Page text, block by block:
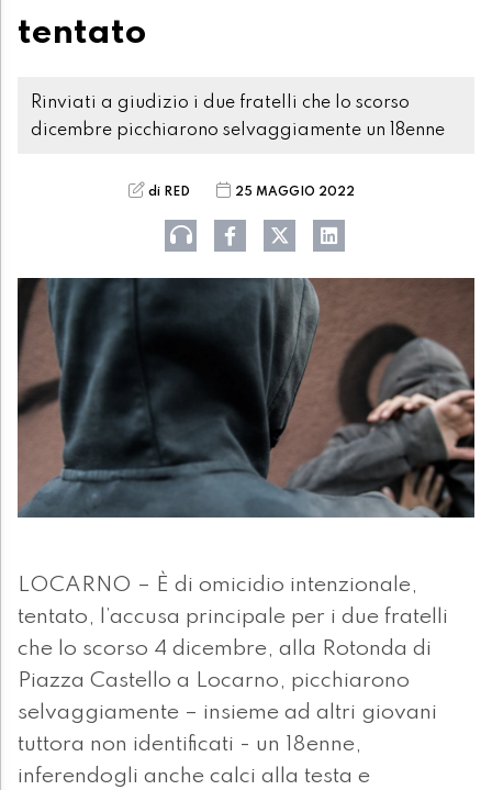
tentato
Rinviati a giudizio i due fratelli che lo scorso
dicembre picchiarono selvaggiamente un 18enne
di RED 25 MAGGIO 2022
LOCARNO – È di omicidio intenzionale,
tentato, l’accusa principale per i due fratelli
che lo scorso 4 dicembre, alla Rotonda di
Piazza Castello a Locarno, picchiarono
selvaggiamente – insieme ad altri giovani
tuttora non identificati - un 18enne,
inferendogli anche calci alla testa e